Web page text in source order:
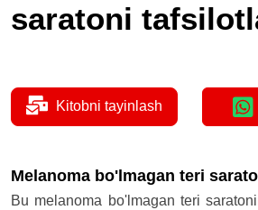
saratoni
Melanoma bo'lmagan teri
Bu melanoma bo'lmagan teri
Kitobni tayinlash